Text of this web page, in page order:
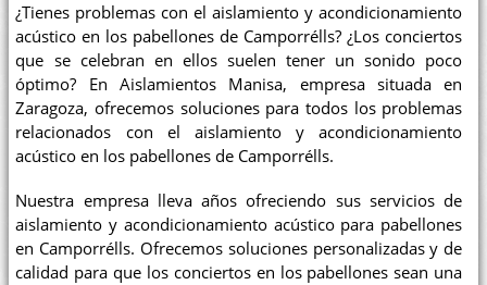
¿Tienes problemas con el aislamiento y acondicionamiento
acústico en los pabellones de Camporrélls? ¿Los conciertos
que se celebran en ellos suelen tener un sonido poco
óptimo? En Aislamientos Manisa, empresa situada en
Zaragoza, ofrecemos soluciones para todos los problemas
relacionados con el aislamiento y acondicionamiento
acústico en los pabellones de Camporrélls.
Nuestra empresa lleva años ofreciendo sus servicios de
aislamiento y acondicionamiento acústico para pabellones
en Camporrélls. Ofrecemos soluciones personalizadas y de
calidad para que los conciertos en los pabellones sean una